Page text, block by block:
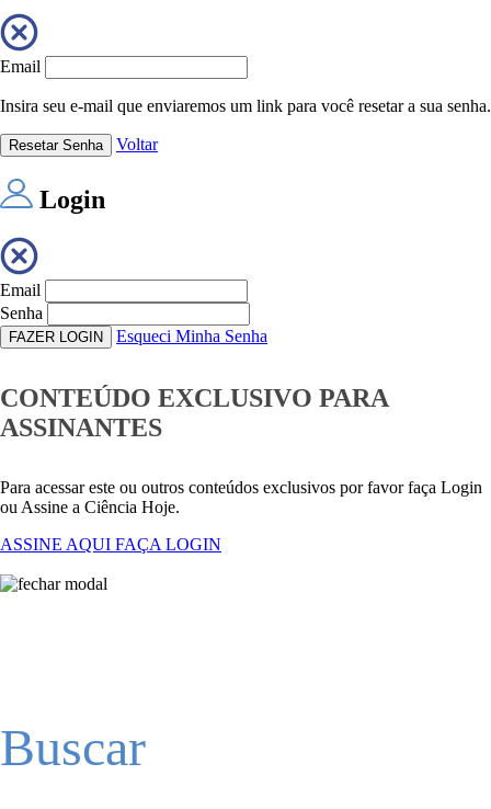
Email
Insira seu e-mail que enviaremos um link para você resetar a sua senha.
Resetar Senha Voltar
Login
Email
Senha
FAZER LOGIN Esqueci Minha Senha
CONTEÚDO EXCLUSIVO PARA
ASSINANTES
Para acessar este ou outros conteúdos exclusivos por favor faça Login
ou Assine a Ciência Hoje.
ASSINE AQUI FAÇA LOGIN
Buscar